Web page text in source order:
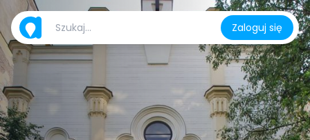
Zaloguj się